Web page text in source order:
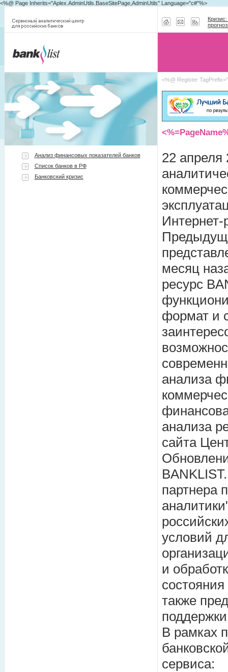
<%@ Page Inherits="Aplex.AdminUtils.BaseSitePage,AdminUtils" Language="c#"%>
Анализ финансовых показателей банков
Список банков в РФ
Банковский кризис
<%@ Register
22 апреля
месяц
ресурс
формат и
анализа
анализа
сайта
партнера
условий
и
также
В рамках
сервиса: